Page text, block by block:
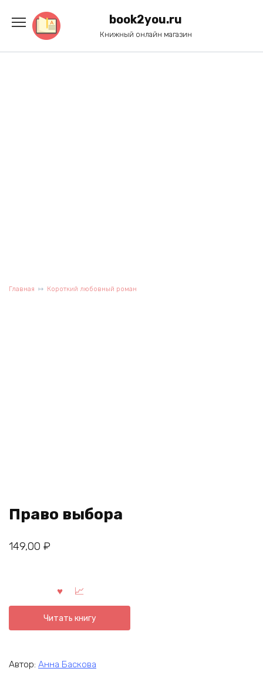
содержанию
book2you.ru
Книжный онлайн магазин
Главная Короткий любовный роман
Право выбора
149,00 ₽
Читать книгу
Автор: Анна Баскова